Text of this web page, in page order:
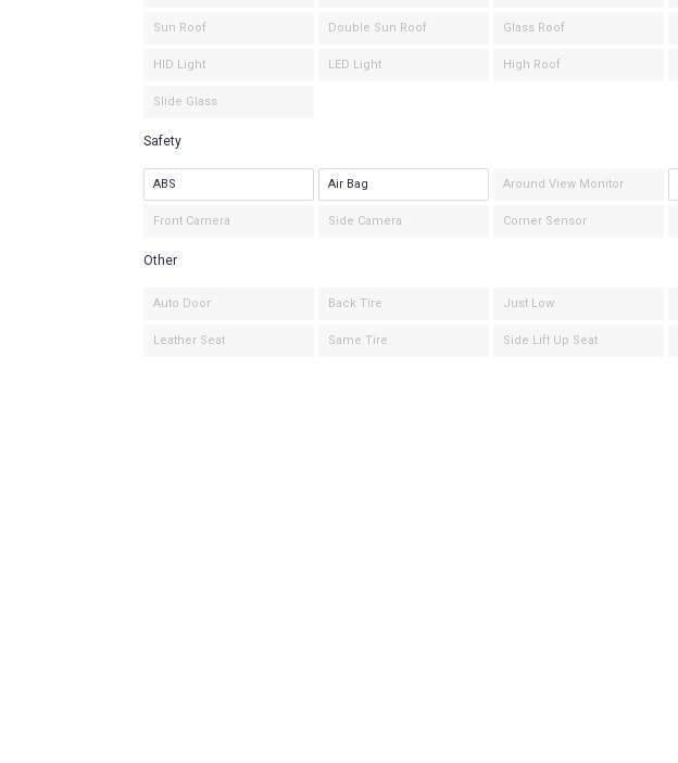
Sun Roof Double Sun Roof Glass Roof
HID Light LED Light High Roof
Slide Glass
Safety
ABS Air Bag Around View Monitor
Front Camera Side Camera Corner Sensor
Other
Auto Door Back Tire Just Low
Leather Seat Same Tire Side Lift Up Seat